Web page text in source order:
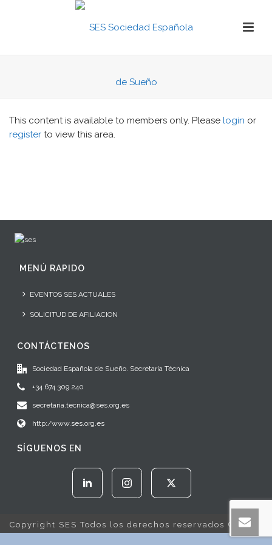
This content is available to members only. Please login or
register to view this area.
MENÚ RAPIDO
EVENTOS SES ACTUALES
SOLICITUD DE AFILIACION
CONTÁCTENOS
Sociedad Española de Sueño. Secretaría Técnica
+34 674 309 240
secretaria.tecnica@ses.org.es
http:/www.ses.org.es
SÍGUENOS EN
Copyright SES Todos los derechos reservados © 2022